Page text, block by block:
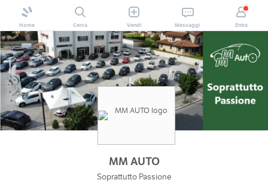
Home Cerca Vendi Messaggi Entra
MM AUTO
Soprattutto Passione